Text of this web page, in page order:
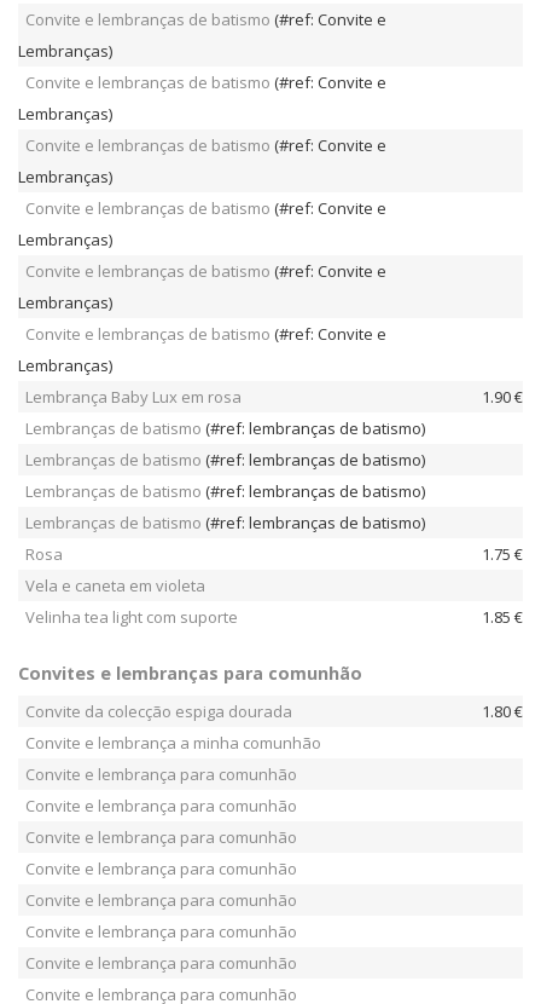
Convite e lembranças de batismo (#ref: Convite e
Lembranças)
Convite e lembranças de batismo (#ref: Convite e
Lembranças)
Convite e lembranças de batismo (#ref: Convite e
Lembranças)
Convite e lembranças de batismo (#ref: Convite e
Lembranças)
Convite e lembranças de batismo (#ref: Convite e
Lembranças)
Convite e lembranças de batismo (#ref: Convite e
Lembranças)
Lembrança Baby Lux em rosa
1.90 €
Lembranças de batismo (#ref: lembranças de batismo)
Lembranças de batismo (#ref: lembranças de batismo)
Lembranças de batismo (#ref: lembranças de batismo)
Lembranças de batismo (#ref: lembranças de batismo)
Rosa
1.75 €
Vela e caneta em violeta
Velinha tea light com suporte
1.85 €
Convites e lembranças para comunhão
Convite da colecção espiga dourada
1.80 €
Convite e lembrança a minha comunhão
Convite e lembrança para comunhão
Convite e lembrança para comunhão
Convite e lembrança para comunhão
Convite e lembrança para comunhão
Convite e lembrança para comunhão
Convite e lembrança para comunhão
Convite e lembrança para comunhão
Convite e lembrança para comunhão